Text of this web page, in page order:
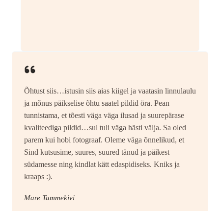
Õhtust siis…istusin siis aias kiigel ja vaatasin linnulaulu
ja mõnus päikselise õhtu saatel pildid öra. Pean
tunnistama, et tõesti väga väga ilusad ja suurepärase
kvaliteediga pildid…sul tuli väga hästi välja. Sa oled
parem kui hobi fotograaf. Oleme väga õnnelikud, et
Sind kutsusime, suures, suured tänud ja päikest
südamesse ning kindlat kätt edaspidiseks. Kniks ja
kraaps :).
Mare Tammekivi